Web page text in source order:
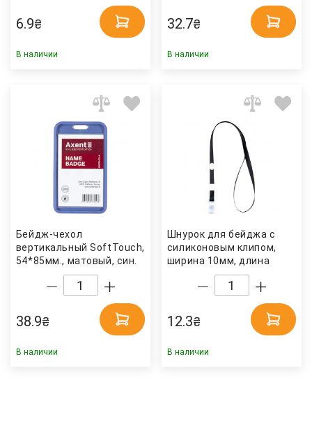
6.9₴
В наличии
32.7₴
В наличии
Бейдж-чехол
вертикальный SoftTouch,
54*85мм., матовый, син.
38.9₴
В наличии
Шнурок для бейджа с
силиконовым клипом,
ширина 10мм, длина
45см. черн. Axent
12.3₴
В наличии